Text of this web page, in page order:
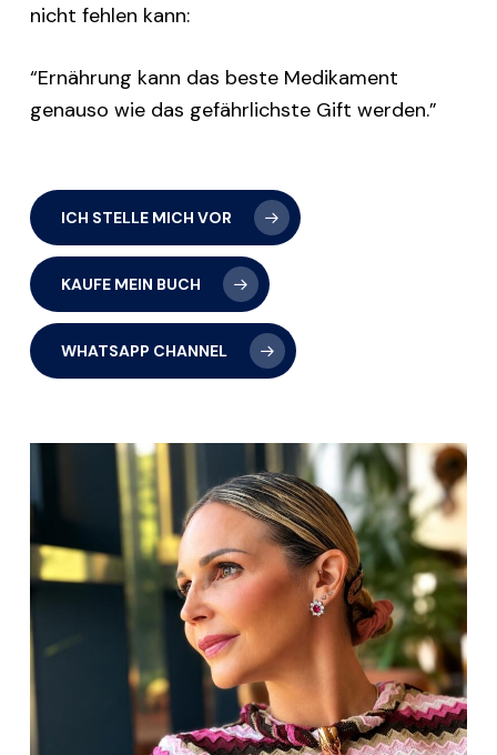
nicht fehlen kann:
“Ernährung kann das beste Medikament
genauso wie das gefährlichste Gift werden.”
ICH STELLE MICH VOR
KAUFE MEIN BUCH
WHATSAPP CHANNEL